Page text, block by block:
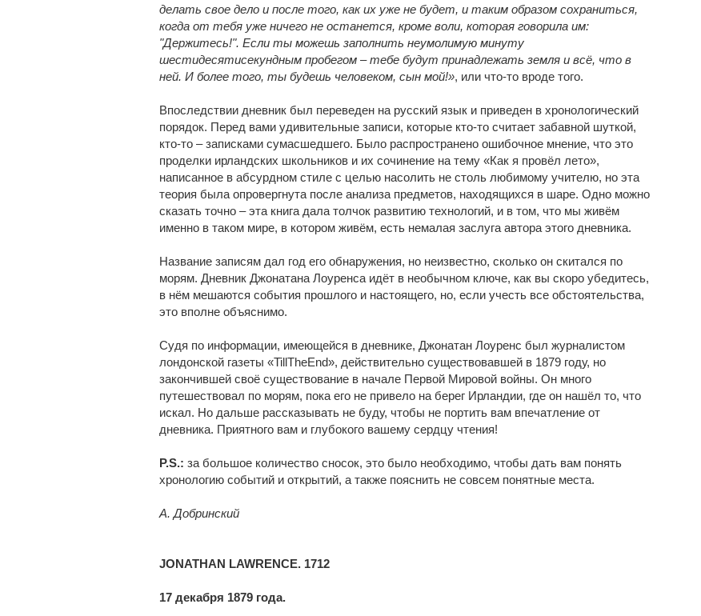
делать свое дело и после того, как их уже не будет, и таким образом сохраниться,
когда от тебя уже ничего не останется, кроме воли, которая говорила им:
"Держитесь!". Если ты можешь заполнить неумолимую минуту
шестидесятисекундным пробегом – тебе будут принадлежать земля и всё, что в
ней. И более того, ты будешь человеком, сын мой!», или что-то вроде того.
Впоследствии дневник был переведен на русский язык и приведен в хронологический
порядок. Перед вами удивительные записи, которые кто-то считает забавной шуткой,
кто-то – записками сумасшедшего. Было распространено ошибочное мнение, что это
проделки ирландских школьников и их сочинение на тему «Как я провёл лето»,
написанное в абсурдном стиле с целью насолить не столь любимому учителю, но эта
теория была опровергнута после анализа предметов, находящихся в шаре. Одно можно
сказать точно – эта книга дала толчок развитию технологий, и в том, что мы живём
именно в таком мире, в котором живём, есть немалая заслуга автора этого дневника.
Название записям дал год его обнаружения, но неизвестно, сколько он скитался по
морям. Дневник Джонатана Лоуренса идёт в необычном ключе, как вы скоро убедитесь,
в нём мешаются события прошлого и настоящего, но, если учесть все обстоятельства,
это вполне объяснимо.
Судя по информации, имеющейся в дневнике, Джонатан Лоуренс был журналистом
лондонской газеты «TillTheEnd», действительно существовавшей в 1879 году, но
закончившей своё существование в начале Первой Мировой войны. Он много
путешествовал по морям, пока его не привело на берег Ирландии, где он нашёл то, что
искал. Но дальше рассказывать не буду, чтобы не портить вам впечатление от
дневника. Приятного вам и глубокого вашему сердцу чтения!
P.S.: за большое количество сносок, это было необходимо, чтобы дать вам понять
хронологию событий и открытий, а также пояснить не совсем понятные места.
А. Добринский
JONATHAN LAWRENCE. 1712
17 декабря 1879 года.